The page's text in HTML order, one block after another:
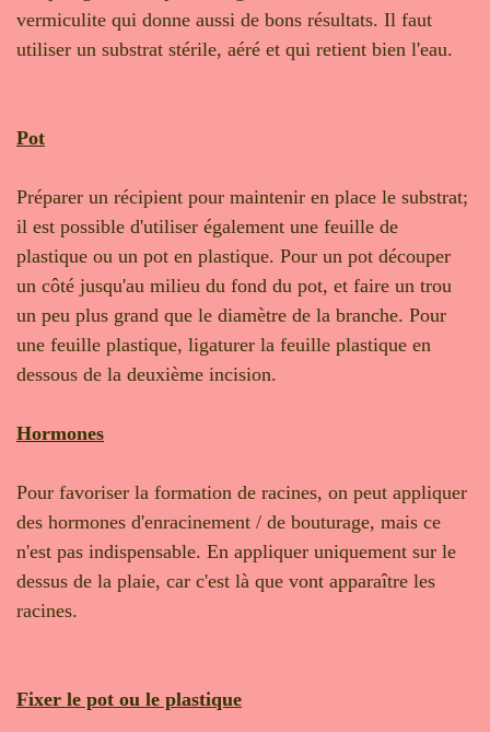
vermiculite qui donne aussi de bons résultats. Il faut
utiliser un substrat stérile, aéré et qui retient bien l'eau.
Pot
Préparer un récipient pour maintenir en place le substrat;
il est possible d'utiliser également une feuille de
plastique ou un pot en plastique. Pour un pot découper
un côté jusqu'au milieu du fond du pot, et faire un trou
un peu plus grand que le diamètre de la branche. Pour
une feuille plastique, ligaturer la feuille plastique en
dessous de la deuxième incision.
Hormones
Pour favoriser la formation de racines, on peut appliquer
des hormones d'enracinement / de bouturage, mais ce
n'est pas indispensable. En appliquer uniquement sur le
dessus de la plaie, car c'est là que vont apparaître les
racines.
Fixer le pot ou le plastique